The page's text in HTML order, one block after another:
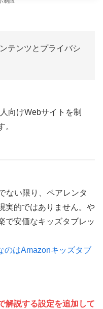
テンツとプライバシ
向けWebサイトを制
。
ない限り、ペアレンタ
実的ではありません。や
で安価なキッズタブレッ
のはAmazonキッズタブ
解説する設定を追加して